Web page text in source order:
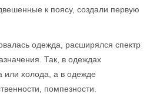
к поясу, создали первую
одежда, расширялся спектр
Так, в одеждах
или холода, а в одежде
помпезности.